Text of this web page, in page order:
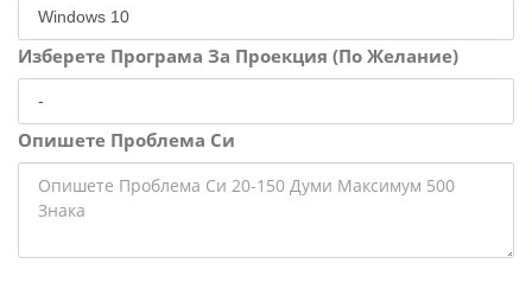
Изберете Програма За Проекция (По Желание)
Опишете Проблема Си